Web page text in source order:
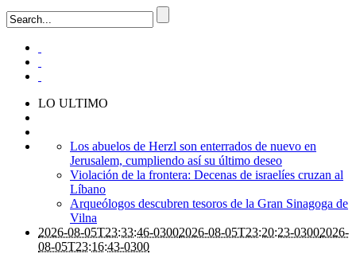
LO ULTIMO
Los abuelos de Herzl son enterrados de nuevo en
Jerusalem, cumpliendo así su último deseo
Violación de la frontera: Decenas de israelíes cruzan al
Líbano
Arqueólogos descubren tesoros de la Gran Sinagoga de
Vilna
2026-08-05T23:33:46-03002026-08-05T23:20:23-03002026-
08-05T23:16:43-0300